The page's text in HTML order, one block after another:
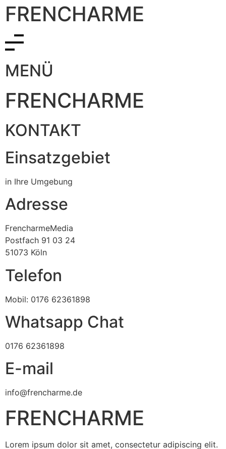
FRENCHARME
MENÜ
FRENCHARME
KONTAKT
Einsatzgebiet
in Ihre Umgebung
Adresse
FrencharmeMedia
Postfach 91 03 24
51073 Köln
Telefon
Mobil: 0176 62361898
Whatsapp Chat
0176 62361898
E-mail
info@frencharme.de
FRENCHARME
Lorem ipsum dolor sit amet, consectetur adipiscing elit.